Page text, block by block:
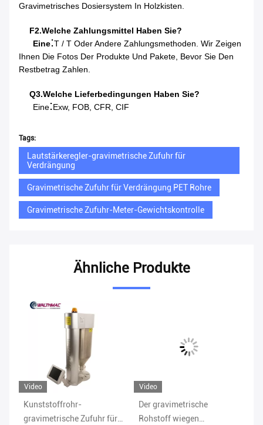
Gravimetrisches Dosiersystem In Holzkisten.
F2.Welche Zahlungsmittel Haben Sie?
Eine:T / T Oder Andere Zahlungsmethoden. Wir Zeigen
Ihnen Die Fotos Der Produkte Und Pakete, Bevor Sie Den
Restbetrag Zahlen.
Q3.Welche Lieferbedingungen Haben Sie?
Eine:Exw, FOB, CFR, CIF
Tags:
Lautstärkeregler-gravimetrische Zufuhr für
Verdrängung
Gravimetrische Zufuhr für Verdrängung PET Rohre
Gravimetrische Zufuhr-Meter-Gewichtskontrolle
Ähnliche Produkte
Video
Kunststoffrohr-
gravimetrische Zufuhr für
Video
Der gravimetrische
Rohstoff wiegen